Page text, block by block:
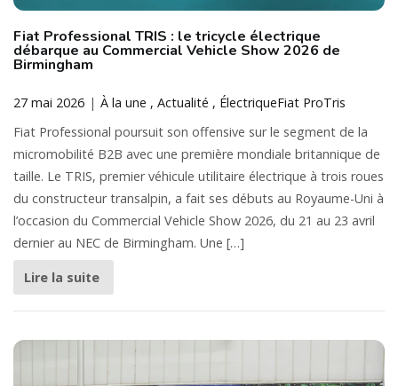
Fiat Professional TRIS : le tricycle électrique
débarque au Commercial Vehicle Show 2026 de
Birmingham
27 mai 2026 À la une Actualité ÉlectriqueFiat ProTris
Fiat Professional poursuit son offensive sur le segment de la
micromobilité B2B avec une première mondiale britannique de
taille. Le TRIS, premier véhicule utilitaire électrique à trois roues
du constructeur transalpin, a fait ses débuts au Royaume-Uni à
l’occasion du Commercial Vehicle Show 2026, du 21 au 23 avril
dernier au NEC de Birmingham. Une […]
Lire la suite